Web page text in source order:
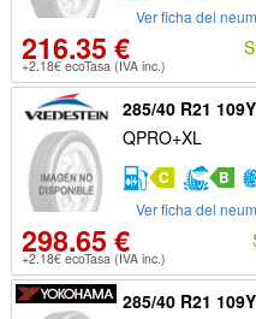
Ver ficha del
216.35 €
+2.18€ ecoTasa (IVA inc.)
285/40 R21 109Y
QPRO+XL
C B
Ver ficha del
298.65 €
+2.18€ ecoTasa (IVA inc.)
285/40 R21 109Y